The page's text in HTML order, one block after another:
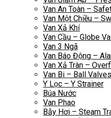
Van An Toàn –
Van Một Chiều –
Van Xả Khí
Van Cầu – Globe
Van 3 Ngã
Van Báo Động –
Van Xả Tràn –
Van Bi – Ball Valves
Y Lọc – Y Strainer
Búa Nước
Van Phao
Bẫy Hơi – Steam